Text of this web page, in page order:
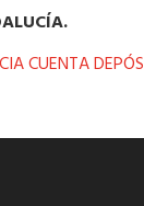
CUENTA